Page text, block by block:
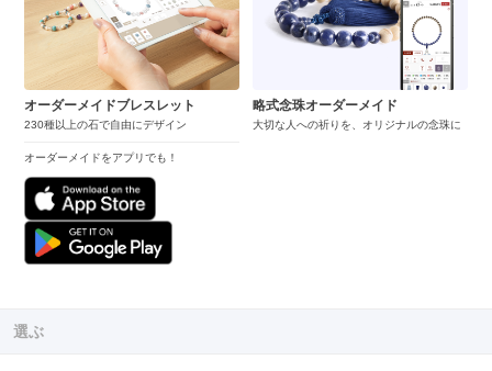
オーダーメイドブレスレット
230種以上の石で自由にデザイン
オーダーメイドをアプリでも！
略式念珠オーダーメイド
大切な人への祈りを、オリジナルの念珠に
選ぶ